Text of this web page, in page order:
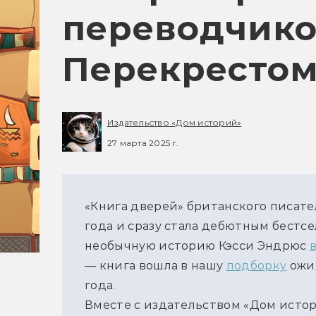
Издательство «Дом историй»
27 марта 2025 г.
«Книга дверей» британского
года и сразу стала дебютным
необычную историю Кэсси Эндрюс
— книга вошла в нашу подборку
года.
Вместе с издательством «Дом